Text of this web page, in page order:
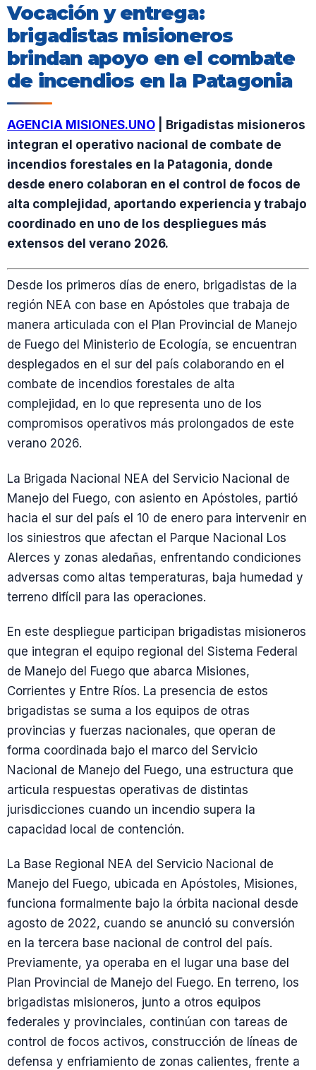
Vocación y entrega:
brigadistas misioneros
brindan apoyo en el combate
de incendios en la Patagonia
AGENCIA MISIONES.UNO | Brigadistas misioneros
integran el operativo nacional de combate de
incendios forestales en la Patagonia, donde
desde enero colaboran en el control de focos de
alta complejidad, aportando experiencia y trabajo
coordinado en uno de los despliegues más
extensos del verano 2026.
Desde los primeros días de enero, brigadistas de la
región NEA con base en Apóstoles que trabaja de
manera articulada con el Plan Provincial de Manejo
de Fuego del Ministerio de Ecología, se encuentran
desplegados en el sur del país colaborando en el
combate de incendios forestales de alta
complejidad, en lo que representa uno de los
compromisos operativos más prolongados de este
verano 2026.
La Brigada Nacional NEA del Servicio Nacional de
Manejo del Fuego, con asiento en Apóstoles, partió
hacia el sur del país el 10 de enero para intervenir en
los siniestros que afectan el Parque Nacional Los
Alerces y zonas aledañas, enfrentando condiciones
adversas como altas temperaturas, baja humedad y
terreno difícil para las operaciones.
En este despliegue participan brigadistas misioneros
que integran el equipo regional del Sistema Federal
de Manejo del Fuego que abarca Misiones,
Corrientes y Entre Ríos. La presencia de estos
brigadistas se suma a los equipos de otras
provincias y fuerzas nacionales, que operan de
forma coordinada bajo el marco del Servicio
Nacional de Manejo del Fuego, una estructura que
articula respuestas operativas de distintas
jurisdicciones cuando un incendio supera la
capacidad local de contención.
La Base Regional NEA del Servicio Nacional de
Manejo del Fuego, ubicada en Apóstoles, Misiones,
funciona formalmente bajo la órbita nacional desde
agosto de 2022, cuando se anunció su conversión
en la tercera base nacional de control del país.
Previamente, ya operaba en el lugar una base del
Plan Provincial de Manejo del Fuego. En terreno, los
brigadistas misioneros, junto a otros equipos
federales y provinciales, continúan con tareas de
control de focos activos, construcción de líneas de
defensa y enfriamiento de zonas calientes, frente a